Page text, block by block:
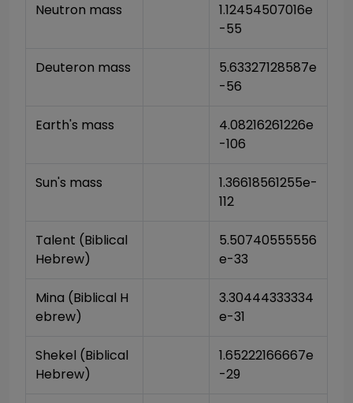
Neutron mass
1.12454507016e
-55
Deuteron mass
5.63327128587e
-56
Earth's mass
4.08216261226e
-106
Sun's mass
1.36618561255e-
112
Talent (Biblical
Hebrew)
5.50740555556
e-33
Mina (Biblical H
ebrew)
3.30444333334
e-31
Shekel (Biblical
Hebrew)
1.65222166667e
-29